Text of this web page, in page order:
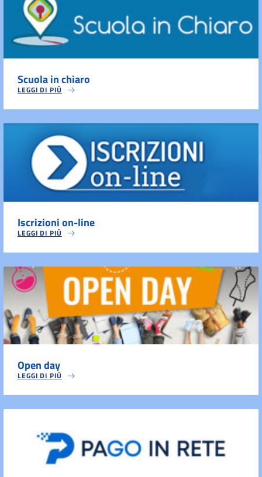
Scuola in chiaro
LEGGI DI PIÙ
Iscrizioni on-line
LEGGI DI PIÙ
Open day
LEGGI DI PIÙ